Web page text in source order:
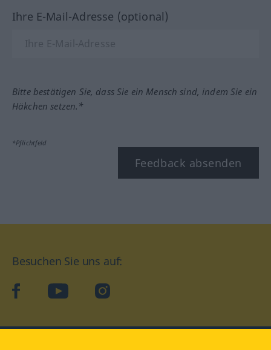
Ihre E-Mail-Adresse (optional)
Bitte bestätigen Sie, dass Sie ein Mensch sind, indem Sie ein
Häkchen setzen.*
*Pflichtfeld
Feedback absenden
Besuchen Sie uns auf:
facebookYouTube Instagram